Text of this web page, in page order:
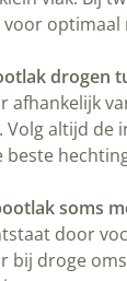
bij
die
bootlakken
krachten van
het water
in 5